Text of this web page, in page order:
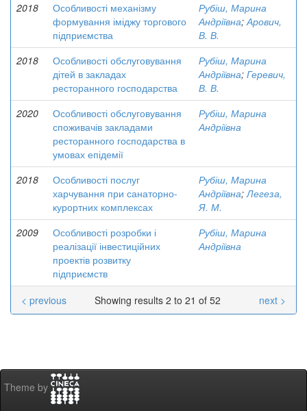
2018
Особливості механізму
формування іміджу торгового
підприємства
Рубіш, Марина
Андріївна;Арович,
В. В.
2018
Особливості обслуговування
дітей в закладах
ресторанного господарства
Рубіш, Марина
Андріївна; Геревич,
В. В.
2020
Особливості обслуговування
споживачів закладами
ресторанного господарства в
умовах епідемії
Рубіш, Марина
Андріївна
2018
Особливості послуг
харчування при санаторно-
курортних комплексах
Рубіш, Марина
Андріївна;Легеза,
Я. М.
2009
Особливості розробки і
реалізації інвестиційних
проектів розвитку
підприємств
Рубіш, Марина
Андріївна
Showing results 2 to 21 of 52
< previous next >
Theme by